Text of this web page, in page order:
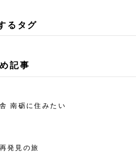
るタグ
記事
南砺に住みたい
発見の旅